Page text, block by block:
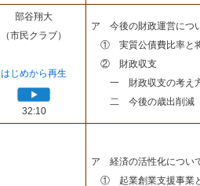
部谷翔大
（市民クラブ）
はじめから再生
32:10
ア 今後の財政運営につ
① 実質公債費比率と
② 財政収支
一 財政収支の考え
二 今後の歳出削減
ア 経済の活性化につい
① 起業創業支援事業